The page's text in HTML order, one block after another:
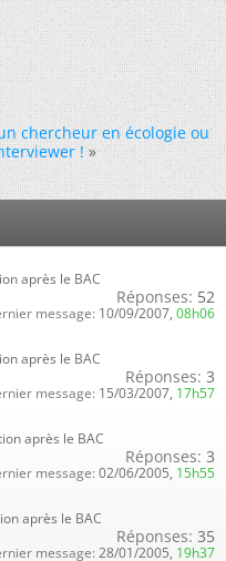
chercheur en écologie ou
! »
après le BAC
Réponses: 52
message: 10/09/2007, 08h06
après le BAC
Réponses: 3
message: 15/03/2007, 17h57
après le BAC
Réponses: 3
message: 02/06/2005, 15h55
après le BAC
Réponses: 35
message: 28/01/2005, 19h37